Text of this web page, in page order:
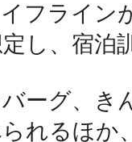
フライン
し、宿泊
ーグ、き
れるほか
鴻巣